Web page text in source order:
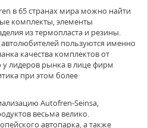
комплекты, элементы
из термопласта и резины.
пользуются именно
качества комплектов от
лидеров рынка в лице фирм
при этом более
весьма велико.
автопарка, а также